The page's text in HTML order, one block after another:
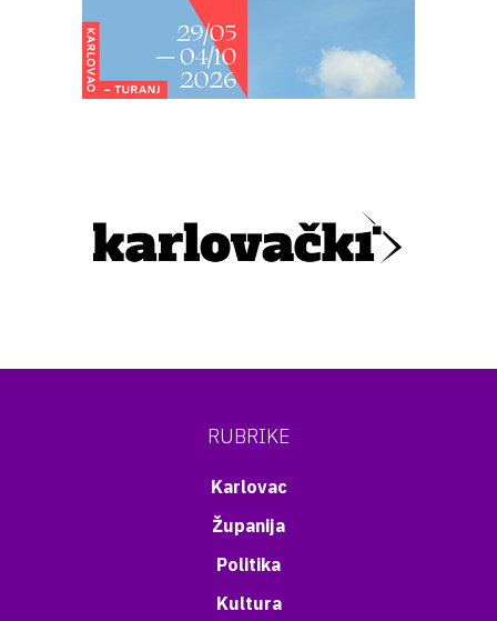
RUBRIKE
Karlovac
Županija
Politika
Kultura